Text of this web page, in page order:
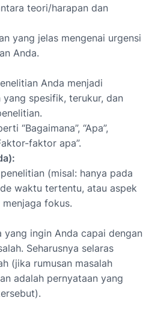
teori/harapan dan
yang jelas mengenai urgensi
Anda.
Anda menjadi
spesifik, terukur, dan
“Bagaimana”, “Apa”,
faktor apa”.
(misal: hanya pada
waktu tertentu, atau aspek
fokus.
yang ingin Anda capai dengan
Seharusnya selaras
(jika rumusan masalah
adalah pernyataan yang